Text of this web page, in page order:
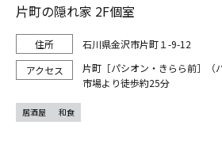
片町の隠れ家 2F個室
石川県金沢市片町１-9-12
片町［パシオン・きらら前］（
市場より徒歩約25分
居酒屋 和食